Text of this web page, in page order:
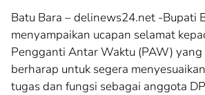
Batu Bara – delinews24.net -Bupati
menyampaikan ucapan selamat
Pengganti Antar Waktu (PAW)
berharap untuk segera
tugas dan fungsi sebagai anggota